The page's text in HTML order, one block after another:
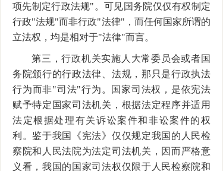
项先制定行政法规"。可见国务院仅仅有权制定
行政"法规"而非行政"法律"，而任何国家所谓的
立法权，均是相对于"法律"而言。
第三，行政机关实施人大常委员会或者国
务院颁行的行政法律、法规，那只是行政执法
行为而非"司法"行为。国家司法权，是依宪法
赋予特定国家司法机关，根据法定程序并适用
法定根据处理有关诉讼案件和非讼案件的权
利。鉴于我国《宪法》仅仅规定我国的人民检
察院和人民法院为法定司法机关，因而严格意
义看，我国的国家司法权仅限于人民检察院和